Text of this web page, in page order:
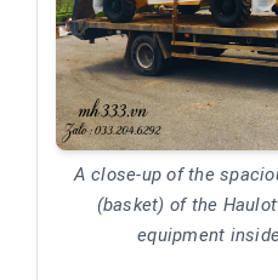
A close-up of the
(basket) of the
equipment